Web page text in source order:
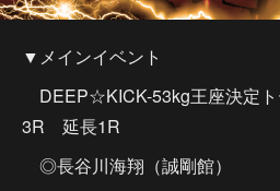
▼メインイベント
DEEP☆KICK-53kg王座決定ト
3R 延長1R
◎長谷川海翔（誠剛館）